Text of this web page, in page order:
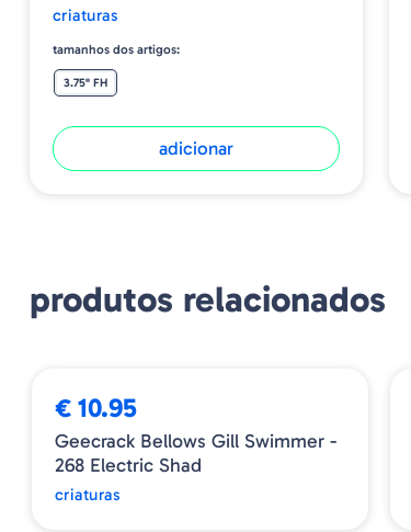
criaturas
tamanhos dos artigos:
3.75" FH
adicionar
produtos relacionados
€ 10.95
Geecrack Bellows Gill Swimmer -
268 Electric Shad
criaturas